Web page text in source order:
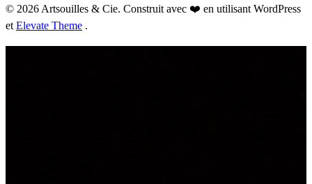
© 2026 Artsouilles & Cie. Construit avec ❤️ en utilisant WordPress
et Elevate Theme .